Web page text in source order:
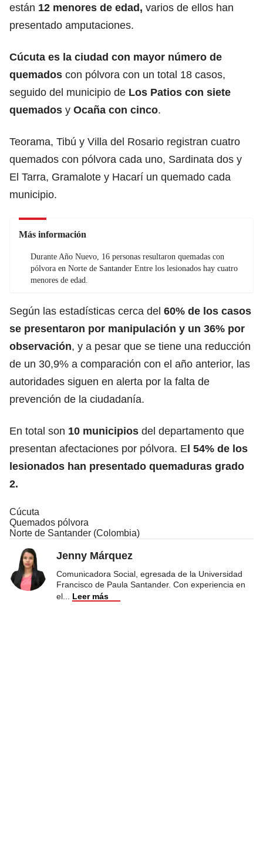
están 12 menores de edad, varios de ellos han
presentado amputaciones.
Cúcuta es la ciudad con mayor número de
quemados con pólvora con un total 18 casos,
seguido del municipio de Los Patios con siete
quemados y Ocaña con cinco.
Teorama, Tibú y Villa del Rosario registran cuatro
quemados con pólvora cada uno, Sardinata dos y
El Tarra, Gramalote y Hacarí un quemado cada
municipio.
Más información
Durante Año Nuevo, 16 personas resultaron quemadas con
pólvora en Norte de Santander Entre los lesionados hay cuatro
menores de edad.
Según las estadísticas cerca del 60% de los casos
se presentaron por manipulación y un 36% por
observación, y a pesar que se tiene una reducción
de un 30,9% a comparación con el año anterior, las
autoridades siguen en alerta por la falta de
prevención de la ciudadanía.
En total son 10 municipios del departamento que
presentan afectaciones por pólvora. El 54% de los
lesionados han presentado quemaduras grado
2.
Cúcuta
Quemados pólvora
Norte de Santander (Colombia)
Jenny Márquez
Comunicadora Social, egresada de la Universidad
Francisco de Paula Santander. Con experiencia en
el
Leer más